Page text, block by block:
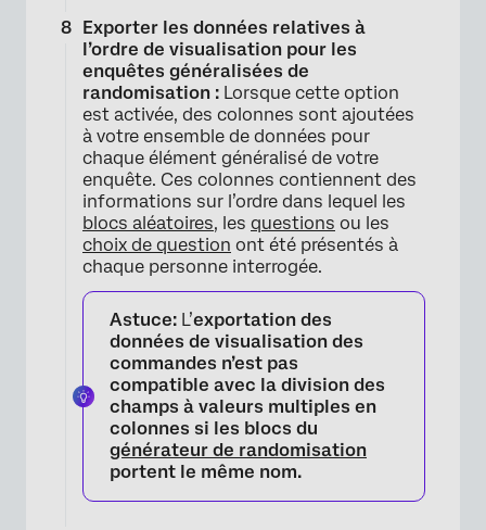
Exporter les données relatives à
l’ordre de visualisation pour les
enquêtes généralisées de
randomisation : Lorsque cette option
est activée, des colonnes sont ajoutées
à votre ensemble de données pour
chaque élément généralisé de votre
enquête. Ces colonnes contiennent des
informations sur l’ordre dans lequel les
blocs aléatoires, les questions ou les
choix de question ont été présentés à
chaque personne interrogée.
Astuce: L’exportation des
données de visualisation des
commandes n’est pas
compatible avec la division des
champs à valeurs multiples en
colonnes si les blocs du
générateur de randomisation
portent le même nom.